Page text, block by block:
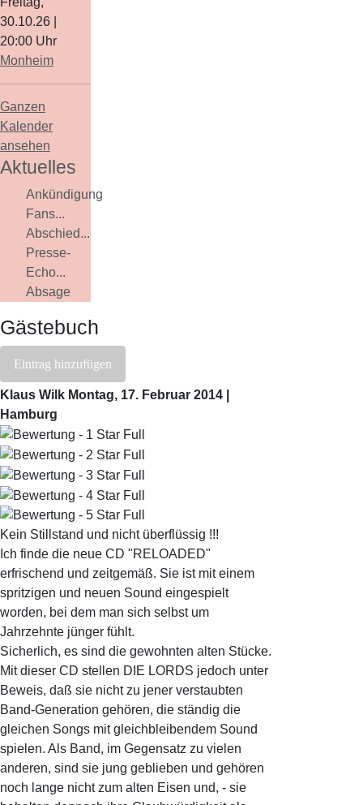
30.10.26
20:00 Uhr
Monheim
Ganzen
Kalender
ansehen
Aktuelles
Ankündigung
Fans...
Abschied...
Presse-
Echo...
Absage
Gästebuch
Eintrag hinzufügen
Klaus Wilk Montag, 17. Februar 2014 |
Hamburg
Kein Stillstand und nicht überflüssig !!!
Ich finde die neue CD "RELOADED"
erfrischend und zeitgemäß. Sie ist mit einem
spritzigen und neuen Sound eingespielt
worden, bei dem man sich selbst um
Jahrzehnte jünger fühlt.
Sicherlich, es sind die gewohnten alten Stücke.
Mit dieser CD stellen DIE LORDS jedoch unter
Beweis, daß sie nicht zu jener verstaubten
Band-Generation gehören, die ständig die
gleichen Songs mit gleichbleibendem Sound
spielen. Als Band, im Gegensatz zu vielen
anderen, sind sie jung geblieben und gehören
noch lange nicht zum alten Eisen und, - sie